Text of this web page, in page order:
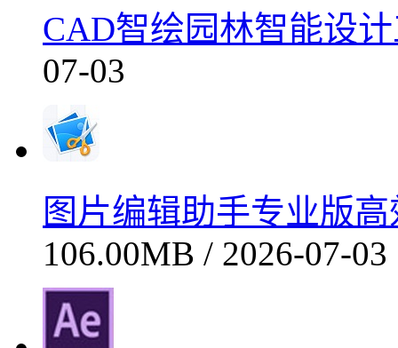
CAD智绘园林智能设
07-03
图片编辑助手专业版
106.00MB / 2026-07-03